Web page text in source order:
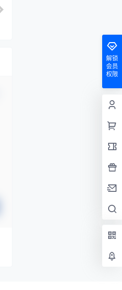
解锁
会员
权限